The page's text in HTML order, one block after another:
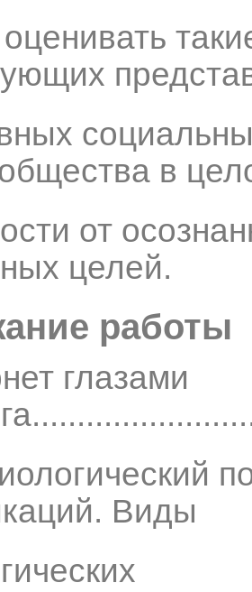
в
от
целей.
работы
глазами
Виды